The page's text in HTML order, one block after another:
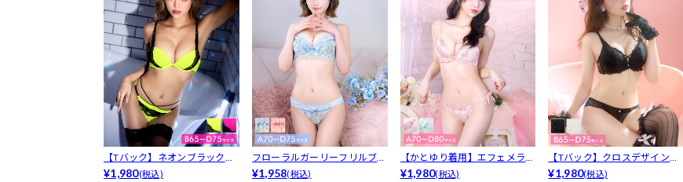
【Tバック】ネオンブラックレ
ースブラジ...
¥1,980(税込)
フローラルガーリーフリルブラ
ジャー&a...
¥1,958(税込)
【かとゆり着用】エフェメラル
バタフライ...
¥1,980(税込)
【Tバック】クロスデザインレ
ーシィブラ...
¥1,980(税込)